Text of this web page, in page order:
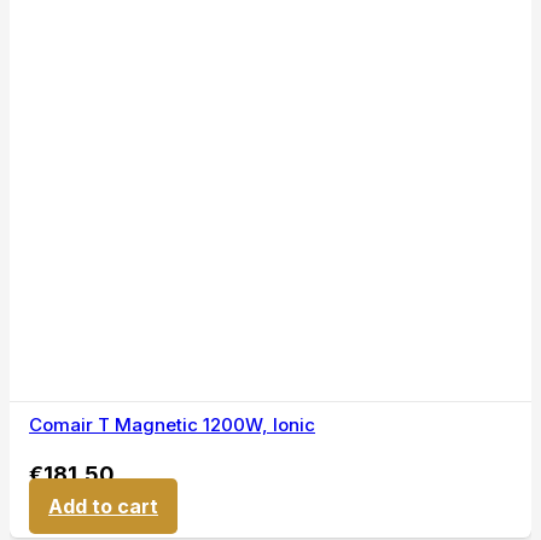
Comair T Magnetic 1200W, Ionic
€181,50
Add to cart